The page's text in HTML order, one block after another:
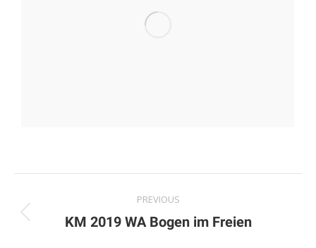
navigation
PREVIOUS
Previous
KM 2019 WA Bogen im Freien